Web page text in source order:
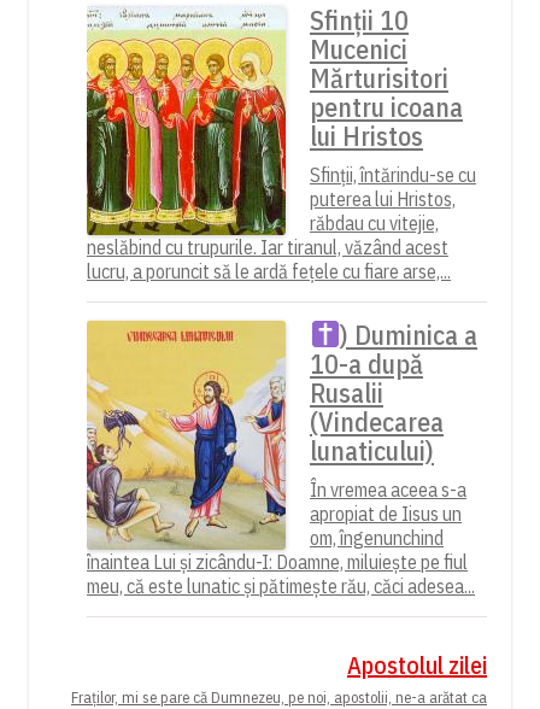
Sfinții 10
Mucenici
Mărturisitori
pentru icoana
lui Hristos
Sfinții, întărindu-se cu
puterea lui Hristos,
răbdau cu vitejie,
neslăbind cu trupurile. Iar tiranul, văzând acest
lucru, a poruncit să le ardă fețele cu fiare arse,...
) Duminica a
10-a după
Rusalii
(Vindecarea
lunaticului)
În vremea aceea s-a
apropiat de Iisus un
om, îngenunchind
înaintea Lui și zicându-I: Doamne, miluiește pe fiul
meu, că este lunatic și pătimește rău, căci adesea...
Apostolul zilei
Fraților, mi se pare că Dumnezeu, pe noi, apostolii, ne-a arătat ca